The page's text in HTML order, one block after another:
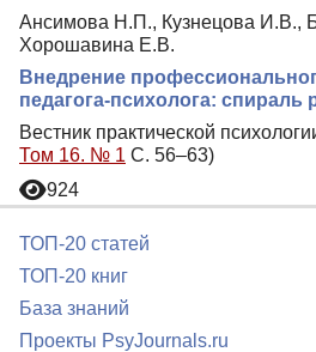
Ансимова Н.П., Кузнецова И.В.,
Хорошавина Е.В.
Внедрение
педагога-психолога: спираль
Вестник практической
Том 16. № 1 С. 56–63)
924
ТОП-20 статей
ТОП-20 книг
База знаний
Проекты PsyJournals.ru